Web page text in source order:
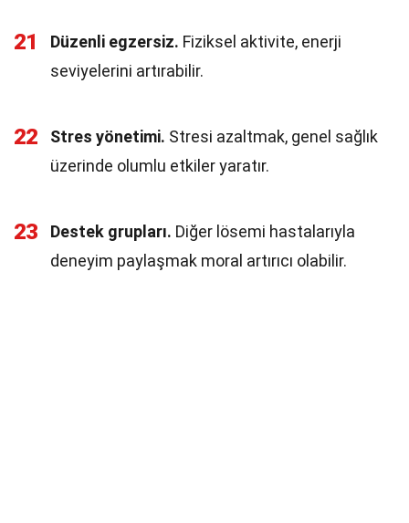
21 Düzenli egzersiz. Fiziksel aktivite, enerji
seviyelerini artırabilir.
22 Stres yönetimi. Stresi azaltmak, genel sağlık
üzerinde olumlu etkiler yaratır.
23 Destek grupları. Diğer lösemi hastalarıyla
deneyim paylaşmak moral artırıcı olabilir.